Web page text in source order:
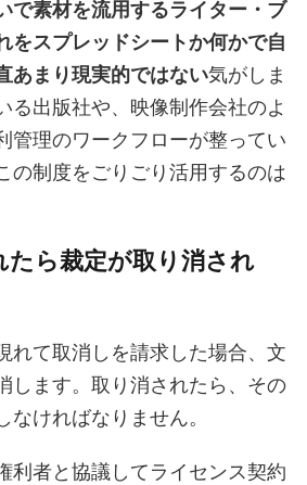
で素材を流用するライター・ブ
をスプレッドシートか何かで自
あまり現実的ではない気がしま
る出版社や、映像制作会社のよ
管理のワークフローが整ってい
の制度をごりごり活用するのは
たら裁定が取り消され
れて取消しを請求した場合、文
します。取り消されたら、その
なければなりません。
利者と協議してライセンス契約